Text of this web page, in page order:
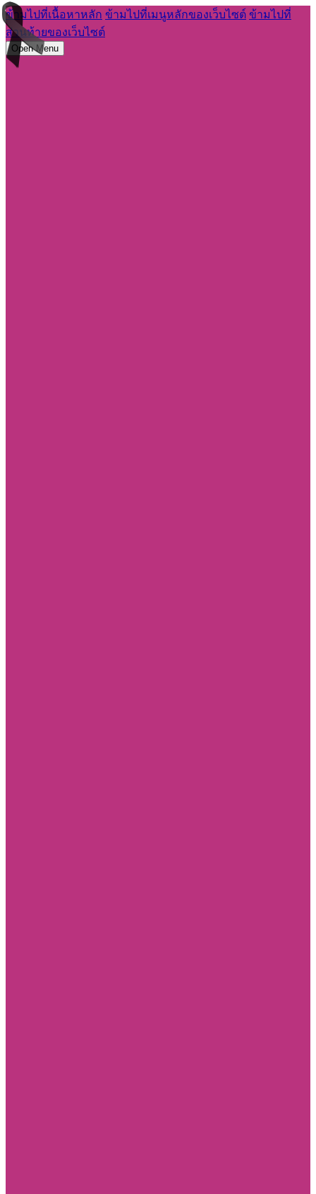
ข้ามไปที่เนื้อหาหลัก ข้ามไปที่เมนูหลักของเว็บไซต์ ข้ามไปที่
ส่วนท้ายของเว็บไซต์
Open Menu